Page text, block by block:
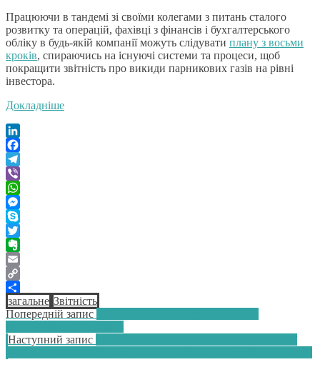
Працюючи в тандемі зі своїми колегами з питань сталого
розвитку та операцій, фахівці з фінансів і бухгалтерського
обліку в будь-якій компанії можуть слідувати плану з восьми
кроків, спираючись на існуючі системи та процеси, щоб
покращити звітність про викиди парникових газів на рівні
інвестора.
Докладніше
LinkedIn
Facebook
Telegram
Viber
WhatsApp
Messenger
Skype
Twitter
Evernote
Email
Copy
Link
Поділитися
загальне Звітність
Навігація
записів
Попередній записПопередній:
Наступний запис